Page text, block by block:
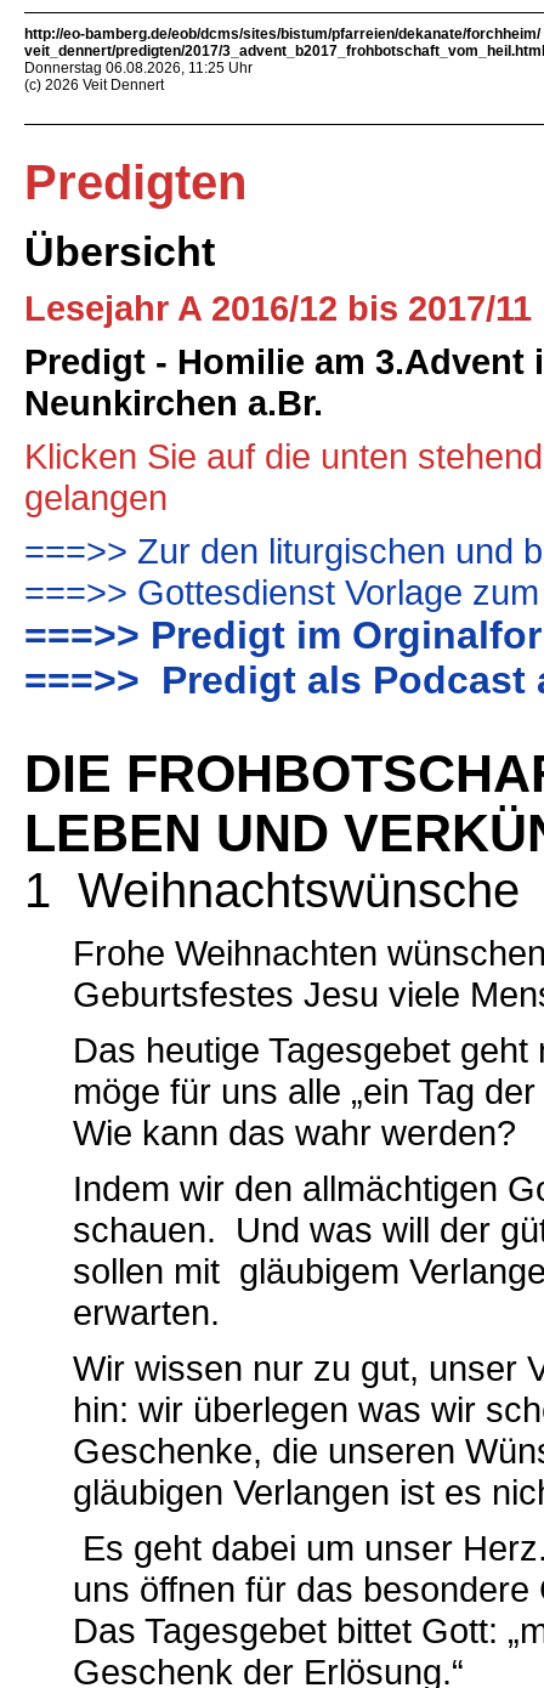
http://eo-bamberg.de/eob/dcms/sites/bistum/pfarreien/dekanate/forchheim/
veit_dennert/predigten/2017/3_advent_b2017_frohbotschaft_vom_heil.html
Donnerstag 06.08.2026, 11:25 Uhr
(c) 2026 Veit Dennert
Predigten
Übersicht
Lesejahr A 2016/12 bis 2017/11
Predigt - Homilie am 3.Advent
Neunkirchen a.Br.
Klicken Sie auf die unten
gelangen
===>> Zur den liturgischen und
===>> Gottesdienst Vorlage
===>> Predigt im
===>> Predigt als
DIE
LEBEN UND
1 Weihnachtswünsche
Frohe Weihnachten
Geburtsfestes Jesu viele
Das heutige Tagesgebet
möge für uns alle „ein Tag
Wie kann das wahr werden?
Indem wir den allmächtigen
schauen. Und was will der
sollen mit gläubigem
erwarten.
Wir wissen nur zu gut, unser
hin: wir überlegen was wir
Geschenke, die unseren
gläubigen Verlangen ist es
Es geht dabei um unser
uns öffnen für das
Das Tagesgebet bittet Gott:
Geschenk der Erlösung.“